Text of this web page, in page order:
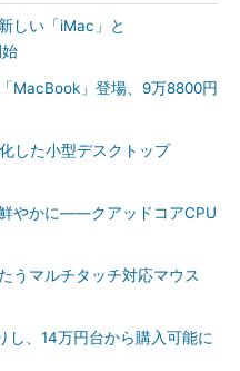
しい「iMac」と
始
MacBook」登場、9万8800円
した小型デスクトップ
やかに――クアッドコアCPU
うマルチタッチ対応マウス
し、14万円台から購入可能に